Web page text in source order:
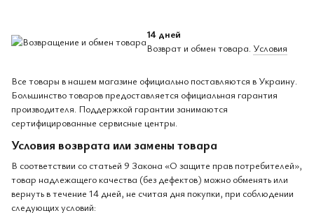
14 дней
Возврат и обмен товара. Условия
Все товары в нашем магазине официально поставляются в Украину.
Большинство товаров предоставляется официальная гарантия
производителя. Поддержкой гарантии занимаются
сертифицированные сервисные центры.
Условия возврата или замены товара
В соответствии со статьей 9 Закона «О защите прав потребителей»,
товар надлежащего качества (без дефектов) можно обменять или
вернуть в течение 14 дней, не считая дня покупки, при соблюдении
следующих условий: